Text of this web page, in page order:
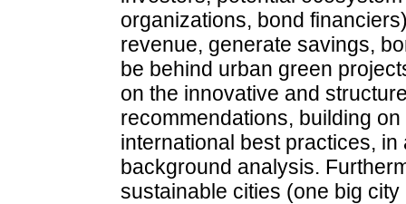
organizations, bond
revenue, generate savings,
be behind urban green
on the innovative and
recommendations, building
international best practices,
background analysis.
sustainable cities (one big